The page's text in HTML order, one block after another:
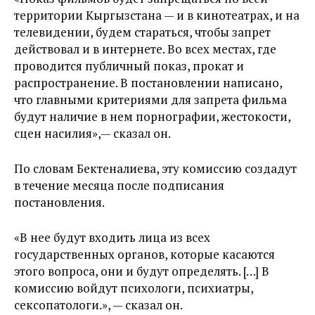
территории Кыргызстана — и в кинотеатрах, и на
телевидении, будем стараться, чтобы запрет
действовал и в интернете. Во всех местах, где
проводится публичный показ, прокат и
распространение. В постановлении написано,
что главными критериями для запрета фильма
будут наличие в нем порнографии, жестокости,
сцен насилия»,— сказал он.
По словам Бектеналиева, эту комиссию создадут
в течение месяца после подписания
постановления.
«В нее будут входить лица из всех
государственных органов, которые касаются
этого вопроса, они и будут определять. […] В
комиссию войдут психологи, психиатры,
сексопатологи.», — сказал он.